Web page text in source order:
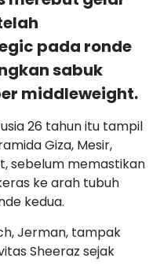
pada ronde
sabuk
middleweight.
26 tahun itu tampil
Giza, Mesir,
sebelum memastikan
ke arah tubuh
kedua.
Jerman, tampak
Sheeraz sejak